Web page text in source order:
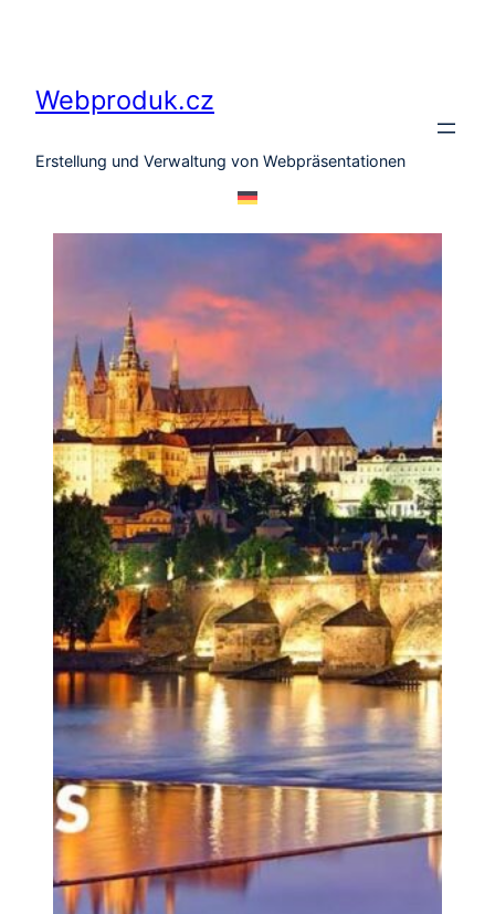
Webproduk.cz
Erstellung und Verwaltung von Webpräsentationen